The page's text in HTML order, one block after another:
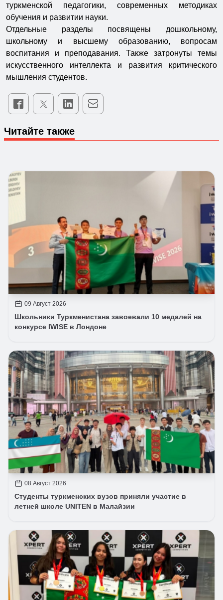
туркменской педагогики, современных методиках
обучения и развитии науки.
Отдельные разделы посвящены дошкольному,
школьному и высшему образованию, вопросам
воспитания и преподавания. Также затронуты темы
искусственного интеллекта и развития критического
мышления студентов.
Читайте также
09 Август 2026
Школьники Туркменистана завоевали 10 медалей на
конкурсе IWISE в Лондоне
08 Август 2026
Студенты туркменских вузов приняли участие в
летней школе UNITEN в Малайзии